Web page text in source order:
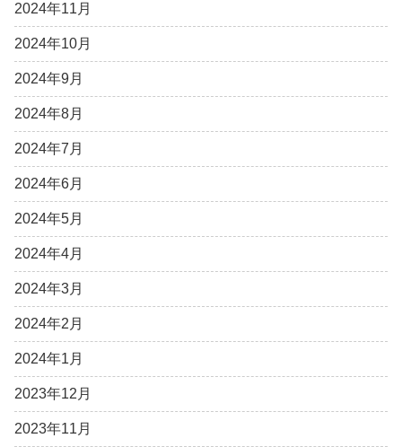
2024年11月
2024年10月
2024年9月
2024年8月
2024年7月
2024年6月
2024年5月
2024年4月
2024年3月
2024年2月
2024年1月
2023年12月
2023年11月